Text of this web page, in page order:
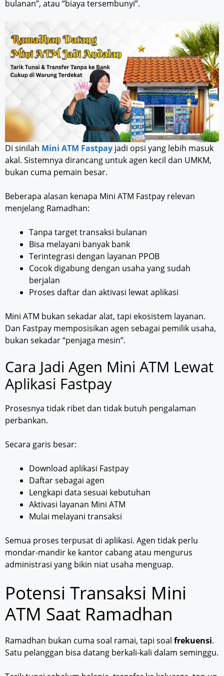
bulanan”, atau “biaya tersembunyi”.
Di sinilah Mini ATM Fastpay jadi opsi yang lebih masuk
akal. Sistemnya dirancang untuk agen kecil dan UMKM,
bukan cuma pemain besar.
Beberapa alasan kenapa Mini ATM Fastpay relevan
menjelang Ramadhan:
Tanpa target transaksi bulanan
Bisa melayani banyak bank
Terintegrasi dengan layanan PPOB
Cocok digabung dengan usaha yang sudah
berjalan
Proses daftar dan aktivasi lewat aplikasi
Mini ATM bukan sekadar alat, tapi ekosistem layanan.
Dan Fastpay memposisikan agen sebagai pemilik usaha,
bukan sekadar “penjaga mesin”.
Cara Jadi Agen Mini ATM Lewat
Aplikasi Fastpay
Prosesnya tidak ribet dan tidak butuh pengalaman
perbankan.
Secara garis besar:
Download aplikasi Fastpay
Daftar sebagai agen
Lengkapi data sesuai kebutuhan
Aktivasi layanan Mini ATM
Mulai melayani transaksi
Semua proses terpusat di aplikasi. Agen tidak perlu
mondar-mandir ke kantor cabang atau mengurus
administrasi yang bikin niat usaha menguap.
Potensi Transaksi Mini
ATM Saat Ramadhan
Ramadhan bukan cuma soal ramai, tapi soal frekuensi.
Satu pelanggan bisa datang berkali-kali dalam seminggu.